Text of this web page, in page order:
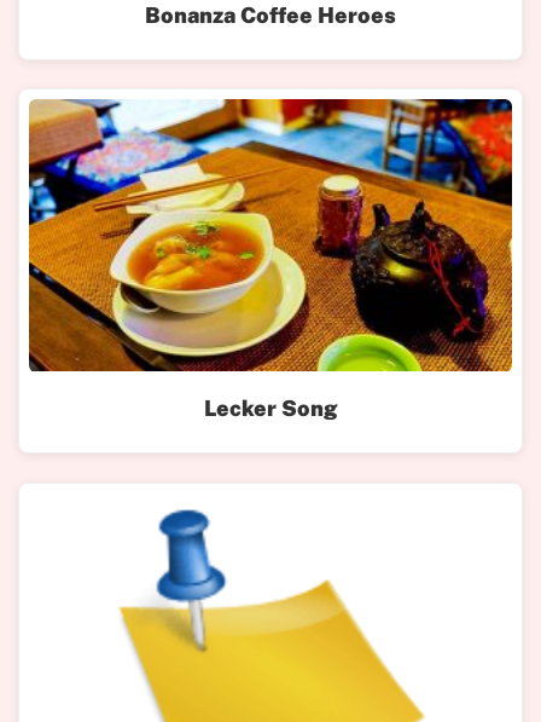
Bonanza Coffee Heroes
Lecker Song